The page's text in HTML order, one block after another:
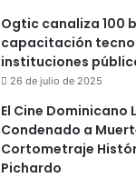
Ogtic canaliza 100
capacitación
instituciones
26 de julio de 2025
El Cine Dominicano
Condenado a
Cortometraje
Pichardo